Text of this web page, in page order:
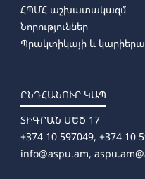
ՀՊՄՀ աշխատակազմ
Նորություններ
Պրակտիկայի և
ԸՆԴՀԱՆՈՒՐ ԿԱՊ
ՏԻԳՐԱՆ ՄԵԾ 17
+374 10 597049, +374 10
info@aspu.am,